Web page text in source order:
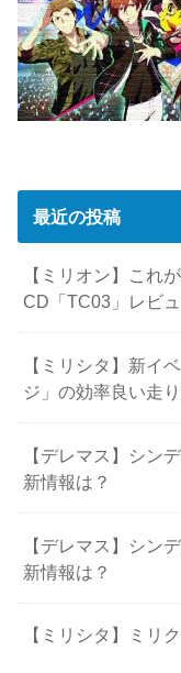
最近の投稿
【ミリオン】これ
CD「TC03」レビ
【ミリシタ】新イ
ジ」の効率良い走
【デレマス】シン
新情報は？
【デレマス】シン
新情報は？
【ミリシタ】ミリ